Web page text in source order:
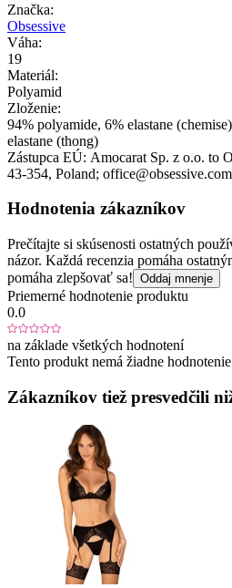
Značka:
Obsessive
Váha:
19
Materiál:
Polyamid
Zloženie:
94% polyamide, 6% elastane
elastane (thong)
Zástupca EÚ: Amocarat Sp. z o.o. to
43-354, Poland;
Hodnotenia zákazníkov
Prečítajte si skúsenosti ostatných
názor. Každá recenzia pomáha
pomáha zlepšovať sa! Oddaj mnenje
Priemerné hodnotenie produktu
0.0
na základe všetkých hodnotení
Tento produkt nemá žiadne hodnotenie
Zákazníkov tiež presvedčili